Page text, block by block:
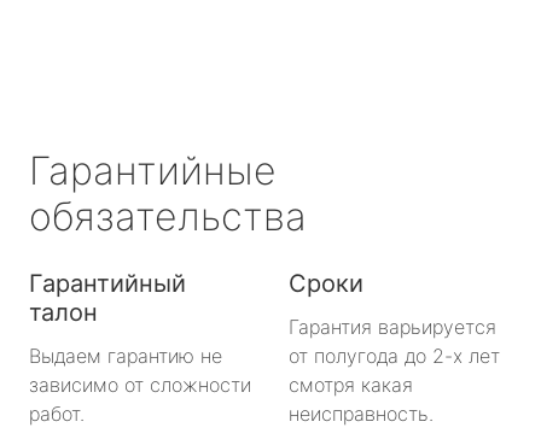
Гарантийные
обязательства
Гарантийный
талон
Выдаем гарантию не
зависимо от сложности
работ.
Сроки
Гарантия варьируется
от полугода до 2-х лет
смотря какая
неисправность.